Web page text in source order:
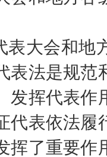
大会和地
表法是规范
发挥代表作
代表依法履
挥了重要作